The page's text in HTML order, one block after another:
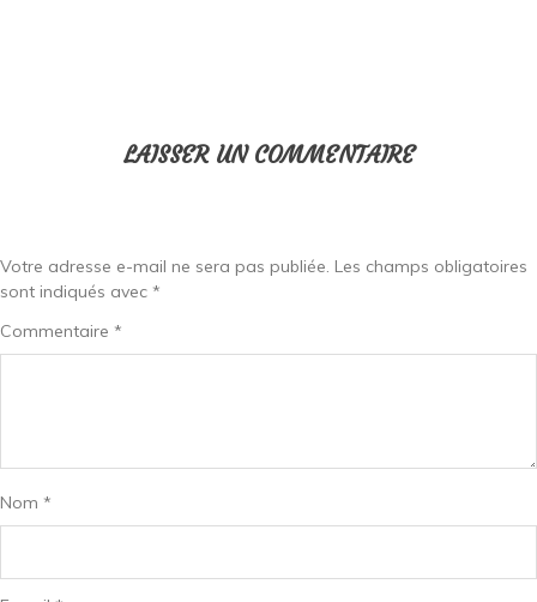
LAISSER UN COMMENTAIRE
Votre adresse e-mail ne sera pas publiée. Les champs obligatoires
sont indiqués avec *
Commentaire *
Nom *